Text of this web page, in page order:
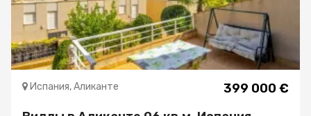
399 000 €
Испания, Аликанте